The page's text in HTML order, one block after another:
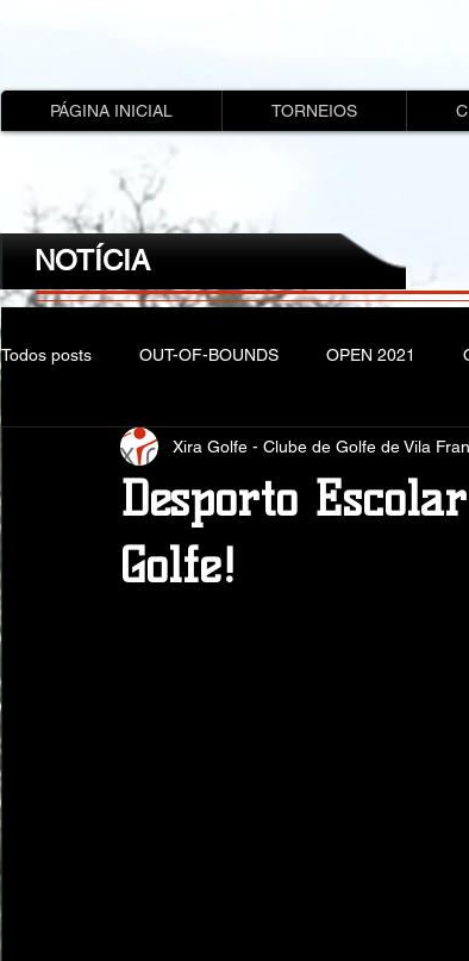
PÁGINA INICIAL TORNEIOS
Todos posts OUT-OF-BOUNDS OPEN 2021
Desporto
Golfe!
Xira Golfe - Clube de Golfe de Vila
NOTÍCIA